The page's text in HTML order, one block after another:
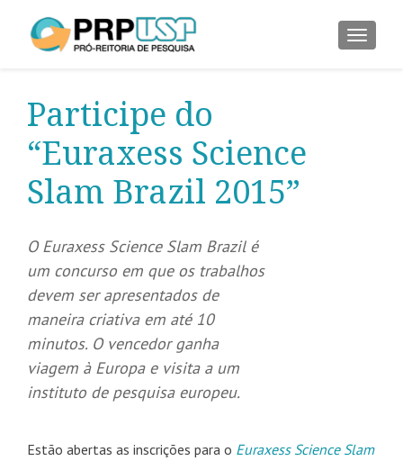
Participe do
“Euraxess Science
Slam Brazil 2015”
O Euraxess Science Slam Brazil é
um concurso em que os trabalhos
devem ser apresentados de
maneira criativa em até 10
minutos. O vencedor ganha
viagem à Europa e visita a um
instituto de pesquisa europeu.
Estão abertas as inscrições para o Euraxess Science Slam